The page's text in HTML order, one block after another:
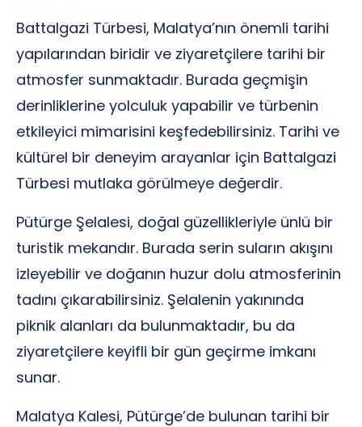
Battalgazi Türbesi, Malatya’nın önemli tarihi
yapılarından biridir ve ziyaretçilere tarihi bir
atmosfer sunmaktadır. Burada geçmişin
derinliklerine yolculuk yapabilir ve türbenin
etkileyici mimarisini keşfedebilirsiniz. Tarihi ve
kültürel bir deneyim arayanlar için Battalgazi
Türbesi mutlaka görülmeye değerdir.
Pütürge Şelalesi, doğal güzellikleriyle ünlü bir
turistik mekandır. Burada serin suların akışını
izleyebilir ve doğanın huzur dolu atmosferinin
tadını çıkarabilirsiniz. Şelalenin yakınında
piknik alanları da bulunmaktadır, bu da
ziyaretçilere keyifli bir gün geçirme imkanı
sunar.
Malatya Kalesi, Pütürge’de bulunan tarihi bir